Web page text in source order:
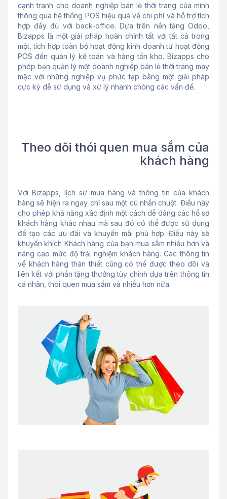
cạnh tranh cho doanh nghiệp bán lẻ thời trang của mình
thông qua hệ thống POS hiệu quả về chi phí và hỗ trợ tích
hợp đầy đủ với back-office. Dựa trên nền tảng Odoo,
Bizapps là một giải pháp hoàn chỉnh tất với tất cả trong
một, tích hợp toàn bộ hoạt động kinh doanh từ hoạt động
POS đến quản lý kế toán và hàng tồn kho. Bizapps cho
phép bạn quản lý một doanh nghiệp bán lẻ thời trang may
mặc với những nghiệp vụ phức tạp bằng một giải pháp
cực kỳ dễ sử dụng và xử lý nhanh chóng các vấn đề.
Theo dõi thói quen mua sắm của
khách hàng
Với Bizapps, lịch sử mua hàng và thông tin của khách
hàng sẽ hiện ra ngay chỉ sau một cú nhấn chuột. Điều này
cho phép khả năng xác định một cách dễ dàng các hồ sơ
khách hàng khác nhau mà sau đó có thể được sử dụng
để tạo các ưu đãi và khuyến mãi phù hợp. Điều này sẽ
khuyến khích Khách hàng của bạn mua sắm nhiều hơn và
nâng cao mức độ trải nghiệm khách hàng. Các thông tin
về khách hàng thân thiết cũng có thể được theo dõi và
liên kết với phần tặng thưởng tùy chỉnh dựa trên thông tin
cá nhân, thói quen mua sắm và nhiều hơn nữa.